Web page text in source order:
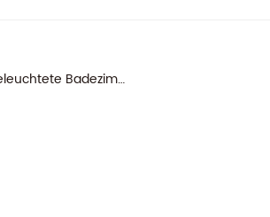
Hotel-rechteckige beleuchtete Badezimmer-Spiegel-Beleuchtung mit Demister-Auflage